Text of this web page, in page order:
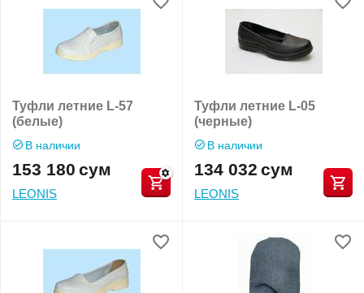
Туфли летние L-57
(белые)
В наличии
153 180 сум
LEONIS
Туфли летние L-05
(черные)
В наличии
134 032 сум
LEONIS